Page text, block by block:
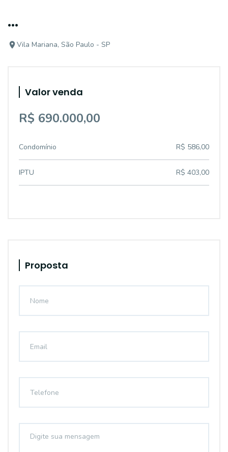
...
Vila Mariana, São Paulo - SP
Valor venda
R$ 690.000,00
Condomínio R$ 586,00
IPTU R$ 403,00
Proposta